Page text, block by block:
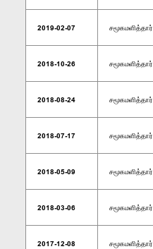
2019-02-07 சமூகமளித்தார்
2018-10-26 சமூகமளித்தார்
2018-08-24 சமூகமளித்தார்
2018-07-17 சமூகமளித்தார்
2018-05-09 சமூகமளித்தார்
2018-03-06 சமூகமளித்தார்
2017-12-08 சமூகமளித்தார்